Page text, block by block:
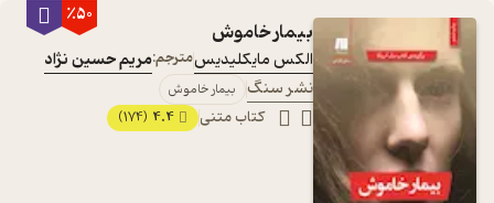
٪50
بیمار خاموش
الکس مایکلیدیسمترجم:مریم حسین نژاد
نشر سنگ
بیمار خاموش
کتاب متنی 4.4
(174)